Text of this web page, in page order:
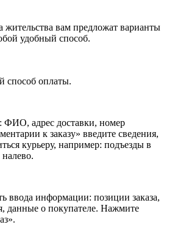
жительства вам предложат варианты
удобный способ.
способ оплаты.
ФИО, адрес доставки, номер
к заказу» введите сведения,
курьеру, например: подъезды в
ввода информации: позиции заказа,
данные о покупателе. Нажмите